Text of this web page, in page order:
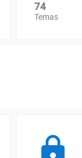
74
Temas